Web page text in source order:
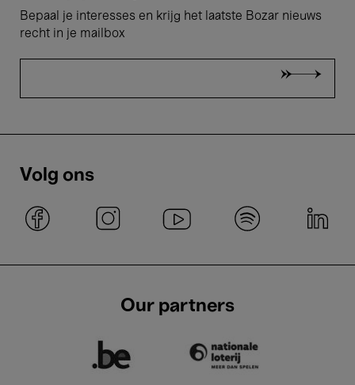
Bepaal je interesses en krijg het laatste Bozar nieuws
recht in je mailbox
Volg ons
Our partners